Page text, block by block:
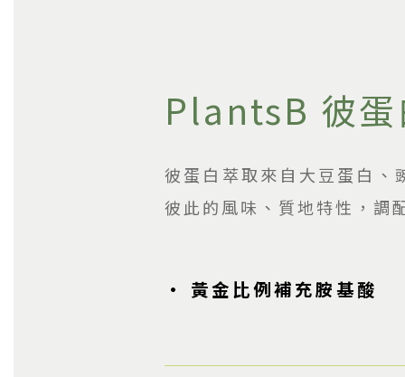
PlantsB 彼蛋
彼蛋白萃取來自大豆蛋白、
彼此的風味、質地特性，調
• 黃金比例補充胺基酸